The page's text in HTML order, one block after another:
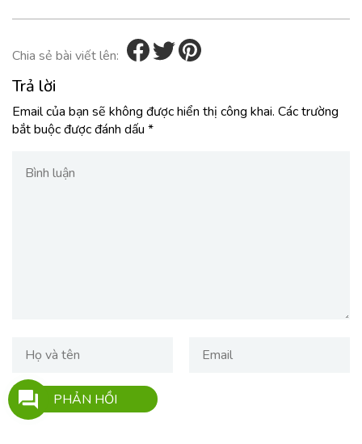
Chia sẻ bài viết lên:
Trả lời
Email của bạn sẽ không được hiển thị công khai. Các trường
bắt buộc được đánh dấu *